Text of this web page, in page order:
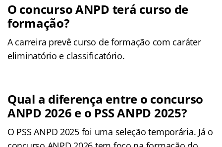
O concurso ANPD terá curso de
formação?
A carreira prevê curso de formação com caráter
eliminatório e classificatório.
Qual a diferença entre o concurso
ANPD 2026 e o PSS ANPD 2025?
O PSS ANPD 2025 foi uma seleção temporária. Já o